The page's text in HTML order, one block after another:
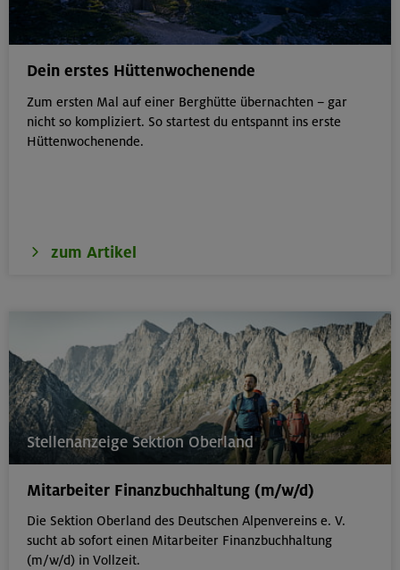
Dein erstes Hüttenwochenende
Zum ersten Mal auf einer Berghütte übernachten – gar
nicht so kompliziert. So startest du entspannt ins erste
Hüttenwochenende.
zum Artikel
Stellenanzeige Sektion Oberland
Mitarbeiter Finanzbuchhaltung (m/w/d)
Die Sektion Oberland des Deutschen Alpenvereins e. V.
sucht ab sofort einen Mitarbeiter Finanzbuchhaltung
(m/w/d) in Vollzeit.